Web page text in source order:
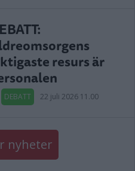
resurs är
DEBATT 22 juli 2026 11.00
nyheter